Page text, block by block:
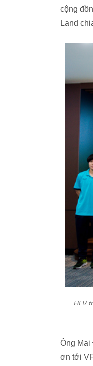
cộng
Land
HLV
Ông Mai
ơn tới